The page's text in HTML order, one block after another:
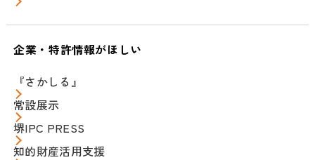
企業・特許情報がほしい
『さかしる』
常設展示
堺IPC PRESS
知的財産活用支援